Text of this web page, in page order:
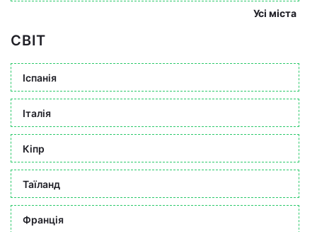
Усі міста
СВІТ
Іспанія
Італія
Кіпр
Таїланд
Франція